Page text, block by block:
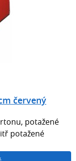
červený
potažené
potažené